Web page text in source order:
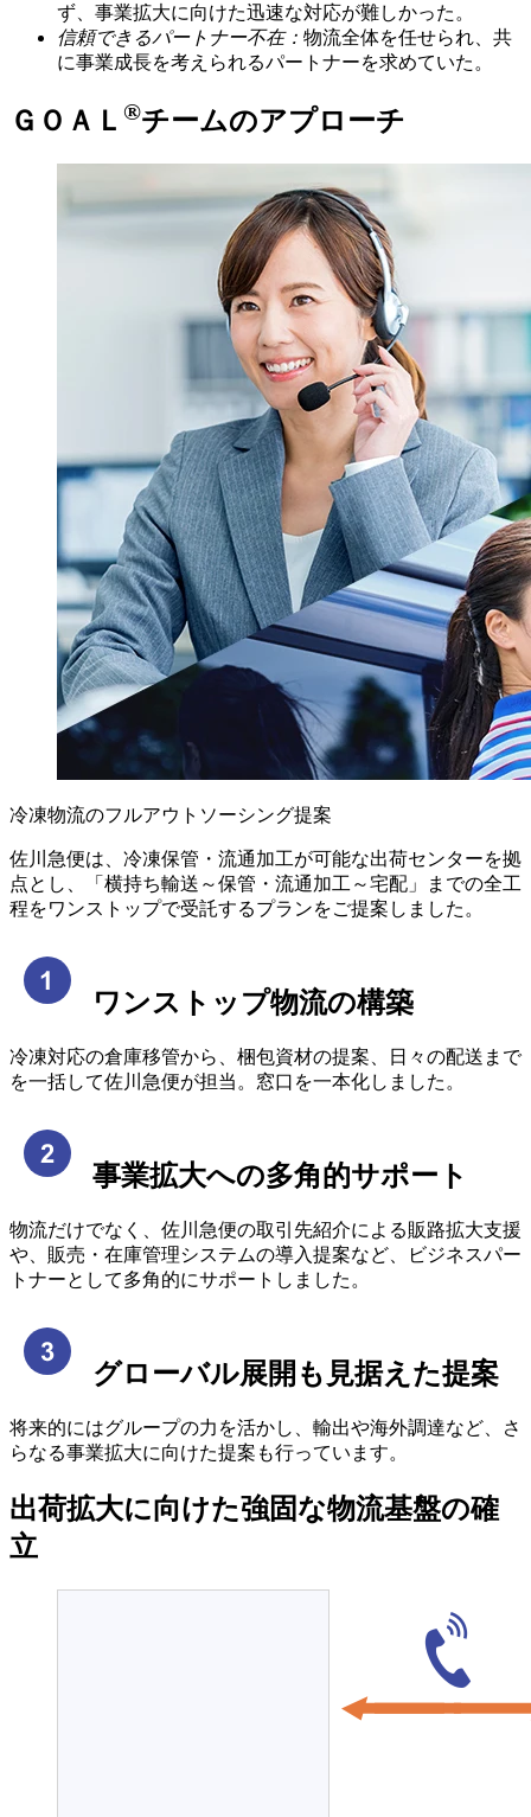
ず、事業拡大に向けた迅速な対応が難しかった。
信頼できるパートナー不在： 物流全体を任せられ、共
に事業成長を考えられるパートナーを求めていた。
ＧＯＡＬ ®チームのアプローチ
冷凍物流のフルアウトソーシング提案
佐川急便は、冷凍保管・流通加工が可能な出荷センターを拠
点とし、「横持ち輸送～保管・流通加工～宅配」までの全工
程をワンストップで受託するプランをご提案しました。
ワンストップ物流の構築
冷凍対応の倉庫移管から、梱包資材の提案、日々の配送まで
を一括して佐川急便が担当。窓口を一本化しました。
事業拡大への多角的サポート
物流だけでなく、佐川急便の取引先紹介による販路拡大支援
や、販売・在庫管理システムの導入提案など、ビジネスパー
トナーとして多角的にサポートしました。
グローバル展開も見据えた提案
将来的にはグループの力を活かし、輸出や海外調達など、さ
らなる事業拡大に向けた提案も行っています。
出荷拡大に向けた強固な物流基盤の確
立